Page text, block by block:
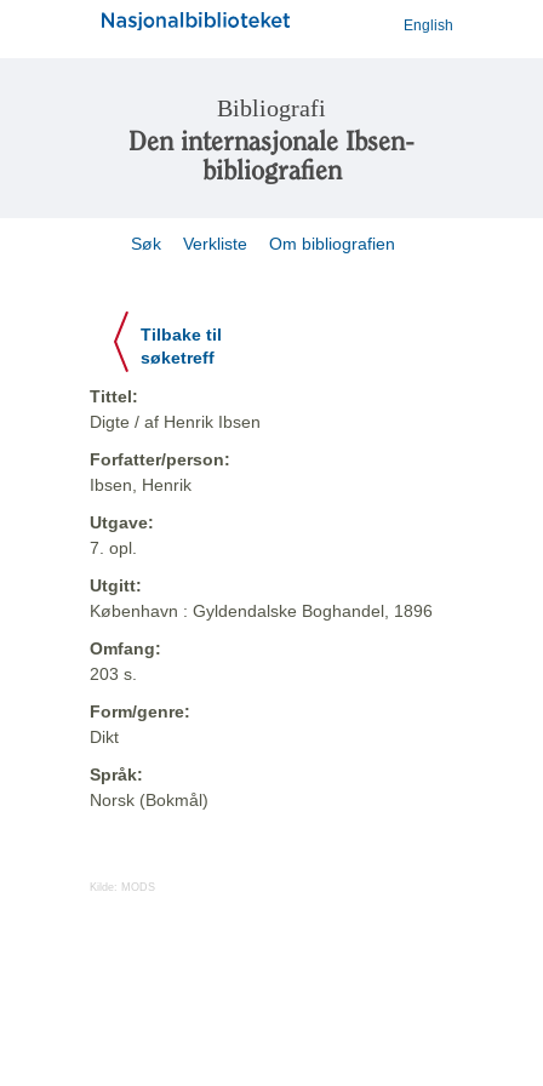
English
Bibliografi
Den internasjonale Ibsen-
bibliografien
Søk Verkliste Om bibliografien
Tilbake til
søketreff
Tittel:
Digte / af Henrik Ibsen
Forfatter/person:
Ibsen, Henrik
Utgave:
7. opl.
Utgitt:
København : Gyldendalske Boghandel, 1896
Omfang:
203 s.
Form/genre:
Dikt
Språk:
Norsk (Bokmål)
Kilde: MODS